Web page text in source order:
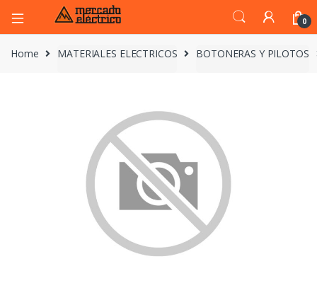
0
Home MATERIALES ELECTRICOS BOTONERAS Y PILOTOS